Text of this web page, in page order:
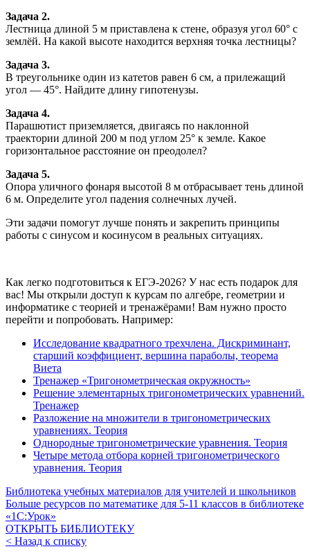
Задача 2.
Лестница длиной 5 м приставлена к стене, образуя угол 60° с
землёй. На какой высоте находится верхняя точка лестницы?
Задача 3.
В треугольнике один из катетов равен 6 см, а прилежащий
угол — 45°. Найдите длину гипотенузы.
Задача 4.
Парашютист приземляется, двигаясь по наклонной
траектории длиной 200 м под углом 25° к земле. Какое
горизонтальное расстояние он преодолел?
Задача 5.
Опора уличного фонаря высотой 8 м отбрасывает тень длиной
6 м. Определите угол падения солнечных лучей.
Эти задачи помогут лучше понять и закрепить принципы
работы с синусом и косинусом в реальных ситуациях.
Как легко подготовиться к ЕГЭ-2026? У нас есть подарок для
вас! Мы открыли доступ к курсам по алгебре, геометрии и
информатике с теорией и тренажёрами! Вам нужно просто
перейти и попробовать. Например:
Исследование квадратного трехчлена. Дискриминант,
старший коэффициент, вершина параболы, теорема
Виета
Тренажер «Тригонометрическая окружность»
Решение элементарных тригонометрических уравнений.
Тренажер
Разложение на множители в тригонометрических
уравнениях. Теория
Однородные тригонометрические уравнения. Теория
Четыре метода отбора корней тригонометрического
уравнения. Теория
Библиотека учебных материалов для учителей и школьников
Больше ресурсов по математике для 5-11 классов в библиотеке
«1С:Урок»
ОТКРЫТЬ БИБЛИОТЕКУ
< Назад к списку